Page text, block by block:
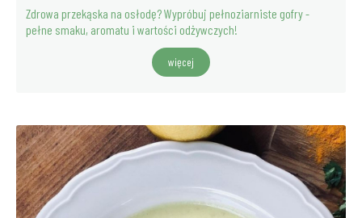
Zdrowa przekąska na osłodę? Wypróbuj pełnoziarniste gofry -
pełne smaku, aromatu i wartości odżywczych!
więcej